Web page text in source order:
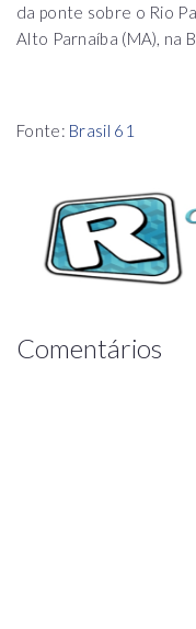
da ponte sobre o Rio
Alto Parnaíba (MA), na
Fonte: Brasil 61
Comentários